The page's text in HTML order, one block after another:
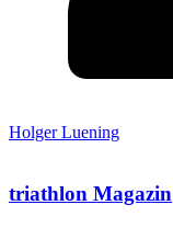
Holger Luening
triathlon Magazin